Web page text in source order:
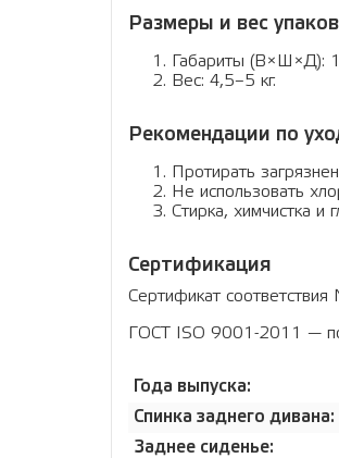
Размеры и вес
Габариты (В×Ш×Д):
Вес: 4,5–5 кг.
Рекомендации по
Протирать
Не использовать
Стирка, химчистка и
Сертификация
Сертификат
ГОСТ ISO 9001-2011 —
Года выпуска:
Спинка заднего дивана:
Заднее сиденье: